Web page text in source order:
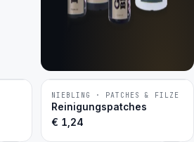
BESTSELLER
NIEBLING · PATCHES & FILZE
Reinigungspatches
€ 1,24